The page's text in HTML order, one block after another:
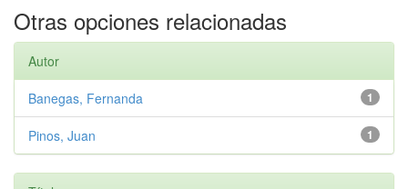
Otras opciones relacionadas
Autor
1
Banegas, Fernanda
1
Pinos, Juan